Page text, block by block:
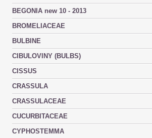
BEGONIA new 10 - 2013
BROMELIACEAE
BULBINE
CIBULOVINY (BULBS)
CISSUS
CRASSULA
CRASSULACEAE
CUCURBITACEAE
CYPHOSTEMMA